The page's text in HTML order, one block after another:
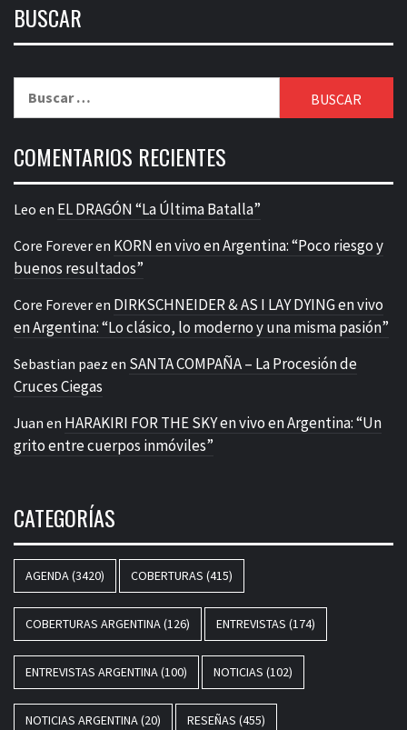
BUSCAR
COMENTARIOS RECIENTES
Leo en EL DRAGÓN “La Última Batalla”
Core Foreveren KORN en vivo en Argentina: “Poco riesgo y
buenos resultados”
Core Foreveren DIRKSCHNEIDER & AS I LAY DYING en vivo
en Argentina: “Lo clásico, lo moderno y una misma pasión”
Sebastian paez en SANTA COMPAÑA – La Procesión de
Cruces Ciegas
Juan en HARAKIRI FOR THE SKY en vivo en Argentina: “Un
grito entre cuerpos inmóviles”
CATEGORÍAS
AGENDA(3420) COBERTURAS (415)
COBERTURAS ARGENTINA(126) ENTREVISTAS (174)
ENTREVISTAS ARGENTINA(100) NOTICIAS (102)
NOTICIAS ARGENTINA(20) RESEÑAS (455)